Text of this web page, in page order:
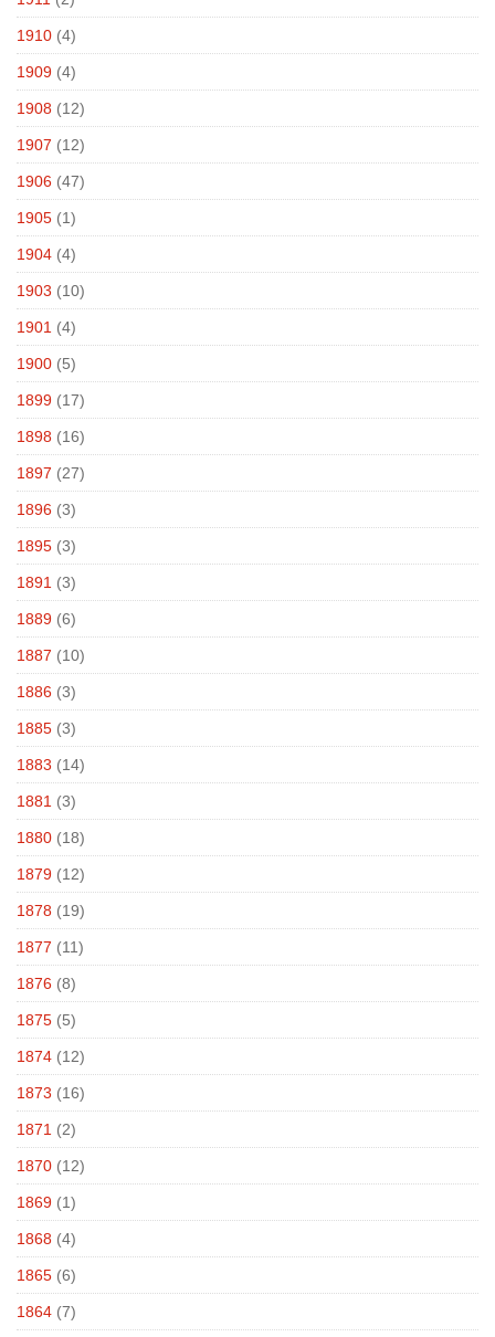
1910 (4)
1909 (4)
1908 (12)
1907 (12)
1906 (47)
1905 (1)
1904 (4)
1903 (10)
1901 (4)
1900 (5)
1899 (17)
1898 (16)
1897 (27)
1896 (3)
1895 (3)
1891 (3)
1889 (6)
1887 (10)
1886 (3)
1885 (3)
1883 (14)
1881 (3)
1880 (18)
1879 (12)
1878 (19)
1877 (11)
1876 (8)
1875 (5)
1874 (12)
1873 (16)
1871 (2)
1870 (12)
1869 (1)
1868 (4)
1865 (6)
1864 (7)